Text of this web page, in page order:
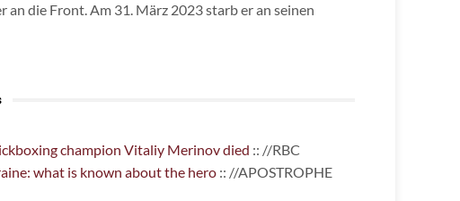
an die Front. Am 31. März 2023 starb er an seinen
champion Vitaliy Merinov died :: //RBC
what is known about the hero :: //APOSTROPHE